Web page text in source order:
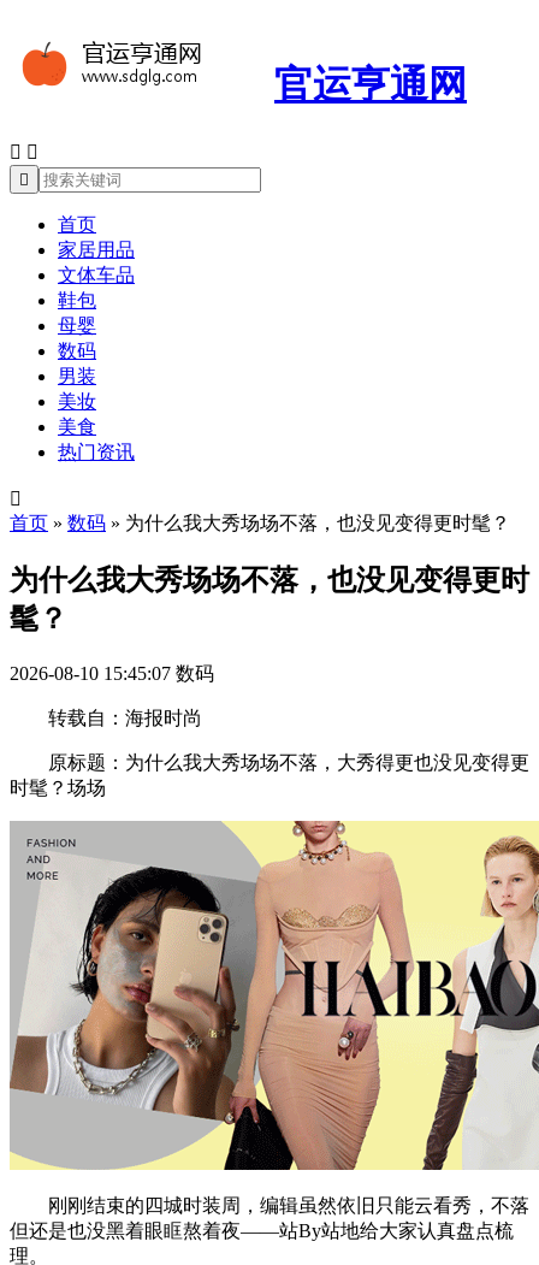
官运亨通网
 

首页
家居用品
文体车品
鞋包
母婴
数码
男装
美妆
美食
热门资讯

首页 » 数码 » 为什么我大秀场场不落，也没见变得更时髦？
为什么我大秀场场不落，也没见变得更时
髦？
2026-08-10 15:45:07 数码
转载自：海报时尚
原标题：为什么我大秀场场不落，大秀得更也没见变得更
时髦？场场
刚刚结束的四城时装周，编辑虽然依旧只能云看秀，不落
但还是也没黑着眼眶熬着夜——站By站地给大家认真盘点梳
理。